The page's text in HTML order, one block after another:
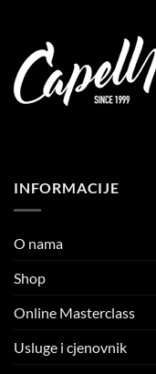
INFORMACIJE
O nama
Shop
Online Masterclass
Usluge i cjenovnik